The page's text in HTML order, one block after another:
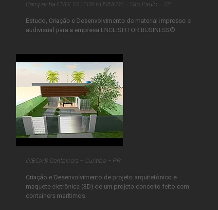
Campanha ENGLISH FOR BUSINESS – São Paulo – SP
Estudo, Criação e Desenvolvimento de material impresso e
audivisual para a empresa ENGLISH FOR BUSINESS®
INBOX® Containers – Curitiba – PR
Criação e Desenvolvimento de projeto arquitetônico e
maquete eletrônica (3D) de um projeto conceito feito com
containers marítimos.